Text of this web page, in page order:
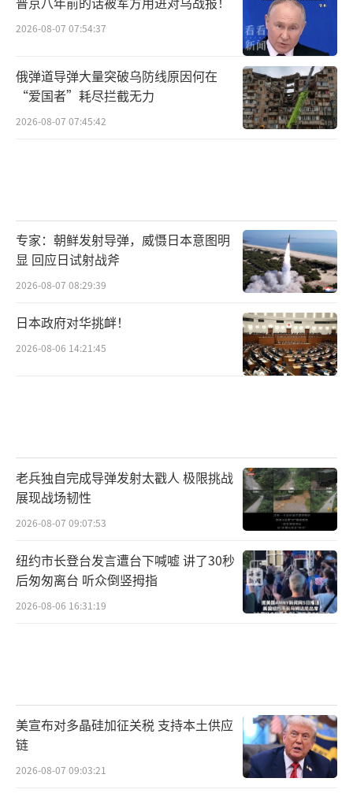
2026-08-07 07:54:37
俄弹道导弹大量突破乌防线原因何在
“爱国者”耗尽拦截无力
2026-08-07 07:45:42
专家：朝鲜发射导弹，威慑日本意图明
显 回应日试射战斧
2026-08-07 08:29:39
日本政府对华挑衅！
2026-08-06 14:21:45
老兵独自完成导弹发射太戳人 极限挑战
展现战场韧性
2026-08-07 09:07:53
纽约市长登台发言遭台下喊嘘 讲了30秒
后匆匆离台 听众倒竖拇指
2026-08-06 16:31:19
美宣布对多晶硅加征关税 支持本土供应
链
2026-08-07 09:03:21